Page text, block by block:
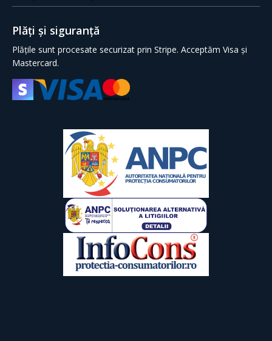
Plăți și siguranță
Plățile sunt procesate securizat prin Stripe. Acceptăm Visa și
Mastercard.